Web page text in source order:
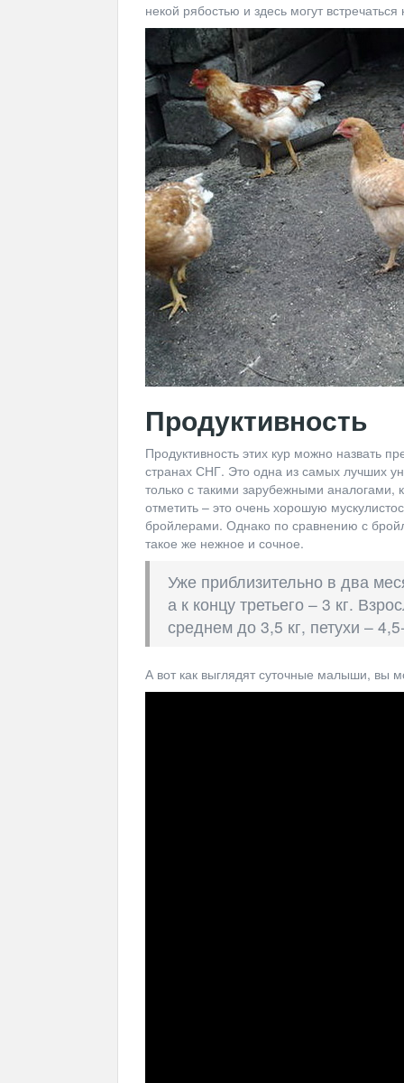
некой рябостью и здесь могут
Продуктивность
Продуктивность этих кур можно назвать
странах СНГ. Это одна из самых лучших
только с такими зарубежными аналогами,
отметить – это очень хорошую
бройлерами. Однако по сравнению с
такое же нежное и сочное.
Уже приблизительно в два
а к концу третьего – 3 кг.
среднем до 3,5 кг, петухи –
А вот как выглядят суточные малыши, вы